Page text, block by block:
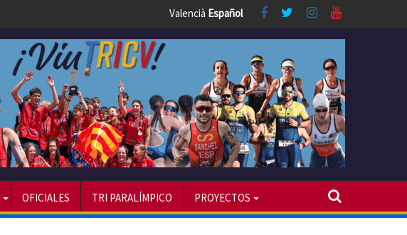
Valencià Español
OFICIALES TRI PARALÍMPICO PROYECTOS